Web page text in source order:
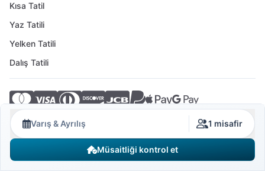
Varış & Ayrılış 1 misafir
Müsaitliği kontrol et
Kısa Tatil
Yaz Tatili
Yelken Tatili
Dalış Tatili
© 2026 Crovillas GmbH